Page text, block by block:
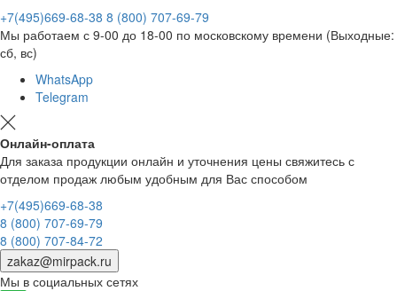
+7(495)669-68-38 8 (800) 707-69-79
Мы работаем с 9-00 до 18-00 по московскому времени (Выходные:
сб, вс)
WhatsApp
Telegram
Онлайн-оплата
Для заказа продукции онлайн и уточнения цены свяжитесь с
отделом продаж любым удобным для Вас способом
+7(495)669-68-38
8 (800) 707-69-79
8 (800) 707-84-72
zakaz@mirpack.ru
Мы в социальных сетях